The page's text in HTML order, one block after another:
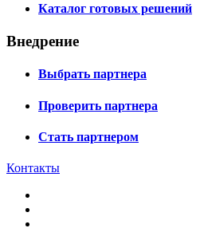
Каталог готовых решений
Внедрение
Выбрать партнера
Проверить партнера
Стать партнером
Контакты